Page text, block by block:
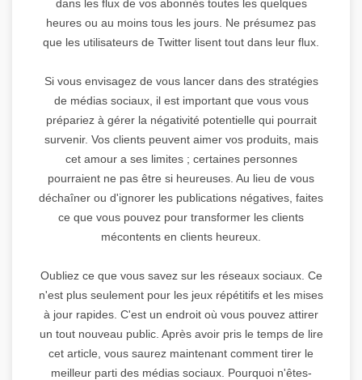
dans les flux de vos abonnés toutes les quelques
heures ou au moins tous les jours. Ne présumez pas
que les utilisateurs de Twitter lisent tout dans leur flux.
Si vous envisagez de vous lancer dans des stratégies
de médias sociaux, il est important que vous vous
prépariez à gérer la négativité potentielle qui pourrait
survenir. Vos clients peuvent aimer vos produits, mais
cet amour a ses limites ; certaines personnes
pourraient ne pas être si heureuses. Au lieu de vous
déchaîner ou d'ignorer les publications négatives, faites
ce que vous pouvez pour transformer les clients
mécontents en clients heureux.
Oubliez ce que vous savez sur les réseaux sociaux. Ce
n'est plus seulement pour les jeux répétitifs et les mises
à jour rapides. C'est un endroit où vous pouvez attirer
un tout nouveau public. Après avoir pris le temps de lire
cet article, vous saurez maintenant comment tirer le
meilleur parti des médias sociaux. Pourquoi n'êtes-